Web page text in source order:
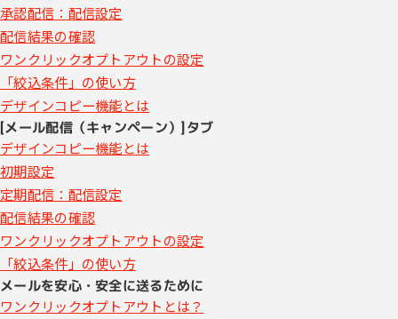
承認配信：配信設定
配信結果の確認
ワンクリックオプトアウトの設定
「絞込条件」の使い方
デザインコピー機能とは
[メール配信（キャンペーン）]タブ
デザインコピー機能とは
初期設定
定期配信：配信設定
配信結果の確認
ワンクリックオプトアウトの設定
「絞込条件」の使い方
メールを安心・安全に送るために
ワンクリックオプトアウトとは？